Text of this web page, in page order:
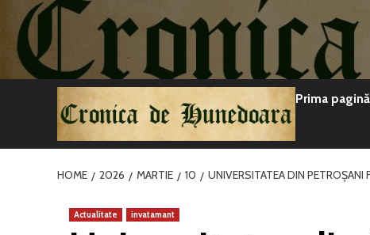
conținut
Prima pagină
HOME 2026 MARTIE 10 UNIVERSITATEA DIN PETROȘANI
Actualitate invatamant